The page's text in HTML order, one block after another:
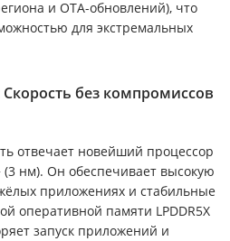
и OTA-обновлений), что
для экстремальных
без компромиссов
отвечает новейший процессор
нм). Он обеспечивает высокую
приложениях и стабильные
оперативной памяти LPDDR5X
запуск приложений и